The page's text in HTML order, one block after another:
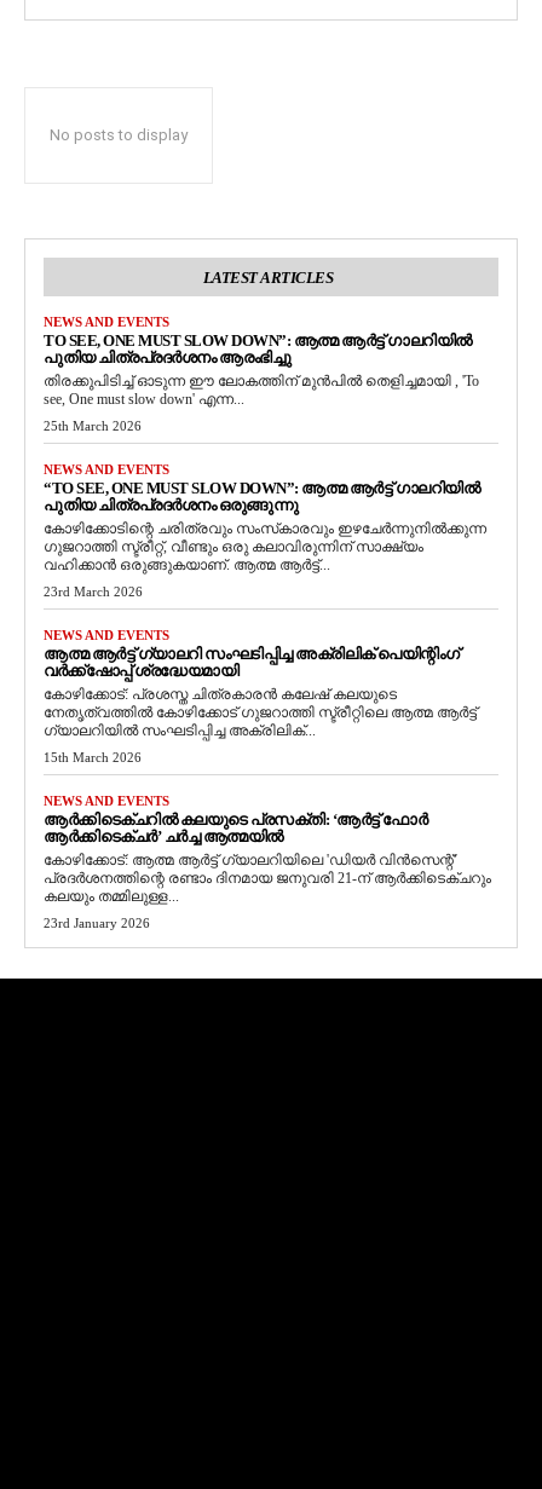
No posts to display
LATEST ARTICLES
NEWS AND EVENTS
TO SEE, ONE MUST SLOW DOWN”: ആത്മ ആർട്ട് ഗാലറിയിൽ
പുതിയ ചിത്രപ്രദർശനം ആരംഭിച്ചു
തിരക്കുപിടിച്ച് ഓടുന്ന ഈ ലോകത്തിന് മുൻപിൽ തെളിച്ചമായി , 'To
see, One must slow down' എന്ന...
25th March 2026
NEWS AND EVENTS
“TO SEE, ONE MUST SLOW DOWN”: ആത്മ ആർട്ട് ഗാലറിയിൽ
പുതിയ ചിത്രപ്രദർശനം ഒരുങ്ങുന്നു
കോഴിക്കോടിന്റെ ചരിത്രവും സംസ്‌കാരവും ഇഴചേർന്നുനിൽക്കുന്ന
ഗുജറാത്തി സ്ട്രീറ്റ്, വീണ്ടും ഒരു കലാവിരുന്നിന് സാക്ഷ്യം
വഹിക്കാൻ ഒരുങ്ങുകയാണ്. ആത്മ ആർട്ട്...
23rd March 2026
NEWS AND EVENTS
ആത്മ ആർട്ട് ഗ്യാലറി സംഘടിപ്പിച്ച അക്രിലിക് പെയിന്റിംഗ്
വർക്ക്‌ഷോപ്പ് ശ്രദ്ധേയമായി
കോഴിക്കോട്: പ്രശസ്ത ചിത്രകാരൻ കലേഷ് കലയുടെ
നേതൃത്വത്തിൽ കോഴിക്കോട് ഗുജറാത്തി സ്ട്രീറ്റിലെ ആത്മ ആർട്ട്
ഗ്യാലറിയിൽ സംഘടിപ്പിച്ച അക്രിലിക്...
15th March 2026
NEWS AND EVENTS
ആർക്കിടെക്ചറിൽ കലയുടെ പ്രസക്തി: ‘ആർട്ട് ഫോർ
ആർക്കിടെക്ചർ’ ചർച്ച ആത്മയിൽ
​കോഴിക്കോട്: ആത്മ ആർട്ട് ഗ്യാലറിയിലെ 'ഡിയർ വിൻസെന്റ്'
പ്രദർശനത്തിന്റെ രണ്ടാം ദിനമായ ജനുവരി 21-ന് ആർക്കിടെക്ചറും
കലയും തമ്മിലുള്ള...
23rd January 2026